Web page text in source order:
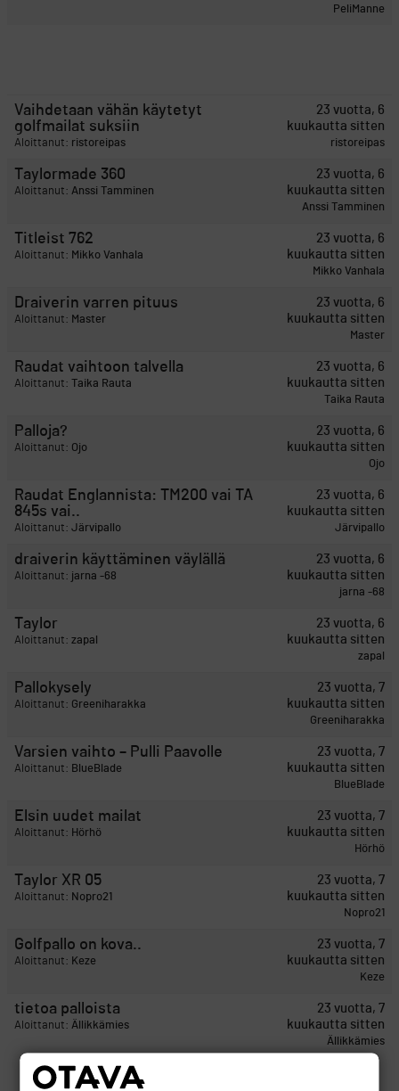
PeliManne
Vaihdetaan vähän käytetyt
golfmailat suksiin
Aloittanut: ristoreipas
23 vuotta, 6
kuukautta sitten
ristoreipas
Taylormade 360
Aloittanut: Anssi Tamminen
23 vuotta, 6
kuukautta sitten
Anssi Tamminen
Titleist 762
Aloittanut: Mikko Vanhala
23 vuotta, 6
kuukautta sitten
Mikko Vanhala
Draiverin varren pituus
Aloittanut: Master
23 vuotta, 6
kuukautta sitten
Master
Raudat vaihtoon talvella
Aloittanut: Taika Rauta
23 vuotta, 6
kuukautta sitten
Taika Rauta
Palloja?
Aloittanut: Ojo
23 vuotta, 6
kuukautta sitten
Ojo
Raudat Englannista: TM200 vai TA
845s vai..
Aloittanut: Järvipallo
23 vuotta, 6
kuukautta sitten
Järvipallo
draiverin käyttäminen väylällä
Aloittanut: jarna -68
23 vuotta, 6
kuukautta sitten
jarna -68
Taylor
Aloittanut: zapal
23 vuotta, 6
kuukautta sitten
zapal
Pallokysely
Aloittanut: Greeniharakka
23 vuotta, 7
kuukautta sitten
Greeniharakka
Varsien vaihto – Pulli Paavolle
Aloittanut: BlueBlade
23 vuotta, 7
kuukautta sitten
BlueBlade
Elsin uudet mailat
Aloittanut: Hörhö
23 vuotta, 7
kuukautta sitten
Hörhö
Taylor XR 05
Aloittanut: Nopro21
23 vuotta, 7
kuukautta sitten
Nopro21
Golfpallo on kova..
Aloittanut: Keze
23 vuotta, 7
kuukautta sitten
Keze
tietoa palloista
Aloittanut: Ällikkämies
23 vuotta, 7
kuukautta sitten
Ällikkämies